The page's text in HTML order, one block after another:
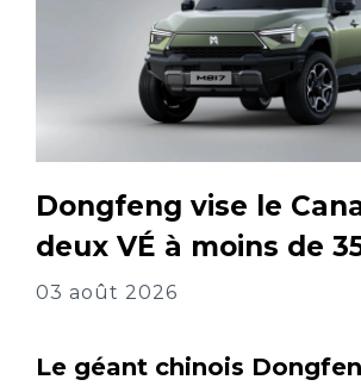
Dongfeng vise le
deux VÉ à moins de
03 août 2026
Le géant chinois